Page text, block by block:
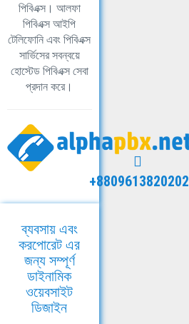
পিবিএক্স। আলফা
পিবিএক্স আইপি
টেলিফোনি এবং পিবিএক্স
সার্ভিসের সবন্বয়ে
হোস্টেড পিবিএক্স সেবা
প্রদান করে।
+8809613820202
ব্যবসায় এবং
করপোরেট এর
জন্য সম্পূর্ণ
ডাইনামিক
ওয়েবসাইট
ডিজাইন